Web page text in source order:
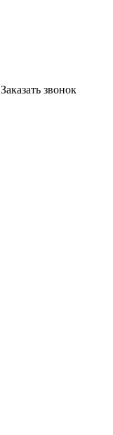
Заказать звонок